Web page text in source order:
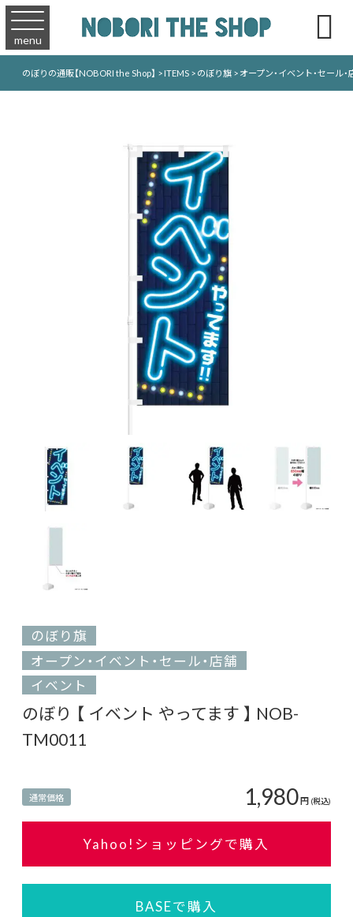
menu 
のぼりの通販【NOBORI the Shop】 >ITEMS>のぼり旗>オープン・イベント・セール・
のぼり旗
オープン・イベント・セール・店舗
イベント
のぼり 【 イベント やってます 】 NOB-
TM0011
通常価格 1,980円 (税込)
Yahoo!ショッピングで購入
BASEで購入